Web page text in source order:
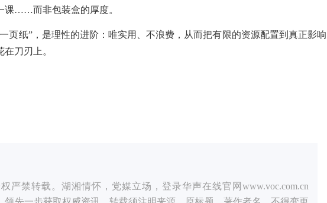
课……而非包装盒的厚度。
页纸”，是理性的进阶：唯实用、不浪费，从而把有限的资源配置到真正影响
刀刃上。
严禁转载。湖湘情怀，党媒立场，登录华声在线官网www.voc.com.cn